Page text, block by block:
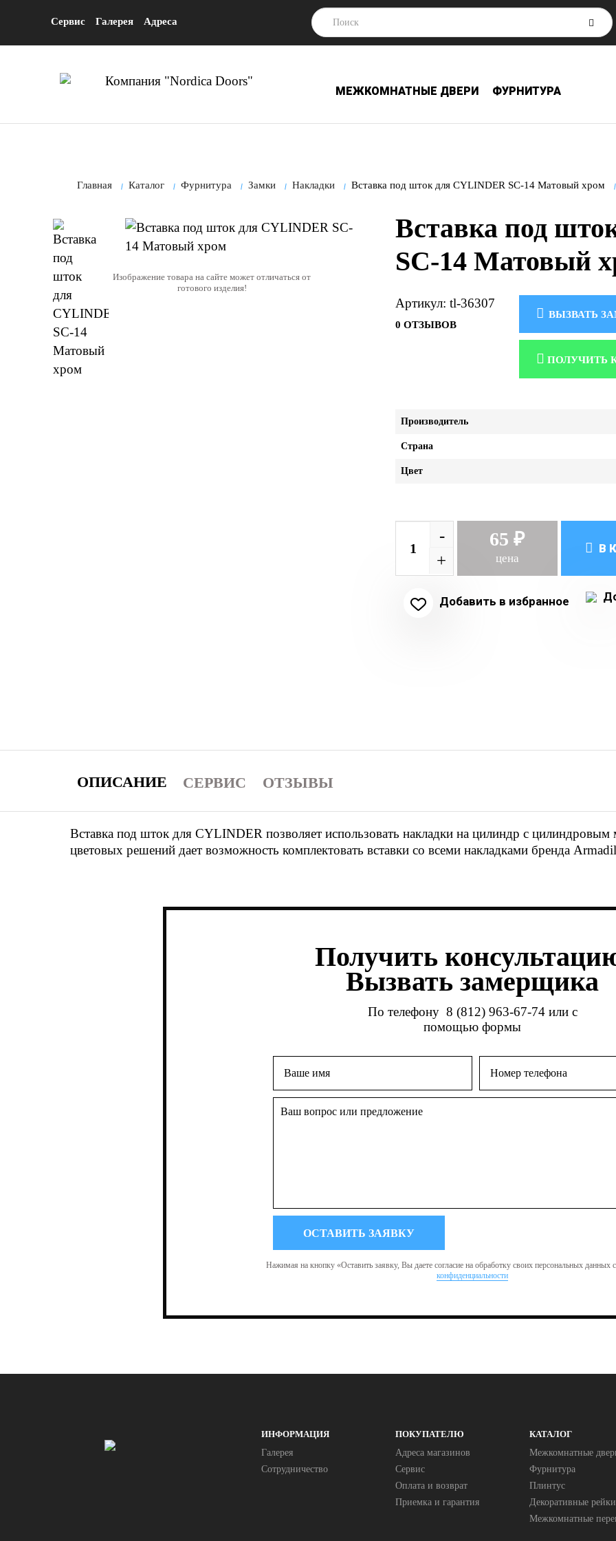
Сервис Галерея Адреса
МЕЖКОМНАТНЫЕ ДВЕРИ ФУРНИТУРА
Главная Каталог Фурнитура Замки Накладки Вставка под шток для CYLINDER SC-14 Матовый хром
Изображение товара на сайте может отличаться от
готового изделия!
Вставка под
SC-14 Матовый
Артикул: tl-36307
0 ОТЗЫВОВ
ВЫЗВАТЬ
ПОЛУЧИТЬ
Производитель
Страна
Цвет
-
+
65 ₽
цена
В
Добавить в избранное
ОПИСАНИЕ СЕРВИС ОТЗЫВЫ
Вставка под шток для CYLINDER позволяет использовать накладки на цилиндр с
цветовых решений дает возможность комплектовать вставки со всеми накладками бренда
Получить
Вызвать замерщика
По телефону 8 (812) 963-67-74или с
помощью формы
Нажимая на кнопку «Оставить заявку, Вы даете согласие на обработку своих персональных данных
конфиденциальности
ИНФОРМАЦИЯ
Галерея
Сотрудничество
ПОКУПАТЕЛЮ
Адреса магазинов
Сервис
Оплата и возврат
Приемка и гарантия
КАТАЛОГ
Межкомнатные
Фурнитура
Плинтус
Декоративные рейки
Межкомнатные